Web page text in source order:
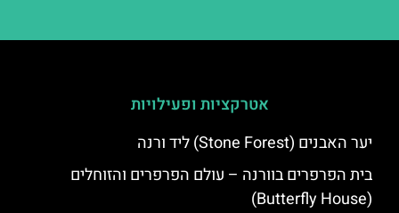
אטרקציות ופעילויות
יער האבנים (Stone Forest) ליד ורנה
בית הפרפרים בוורנה – עולם הפרפרים והזוחלים
(Butterfly House)